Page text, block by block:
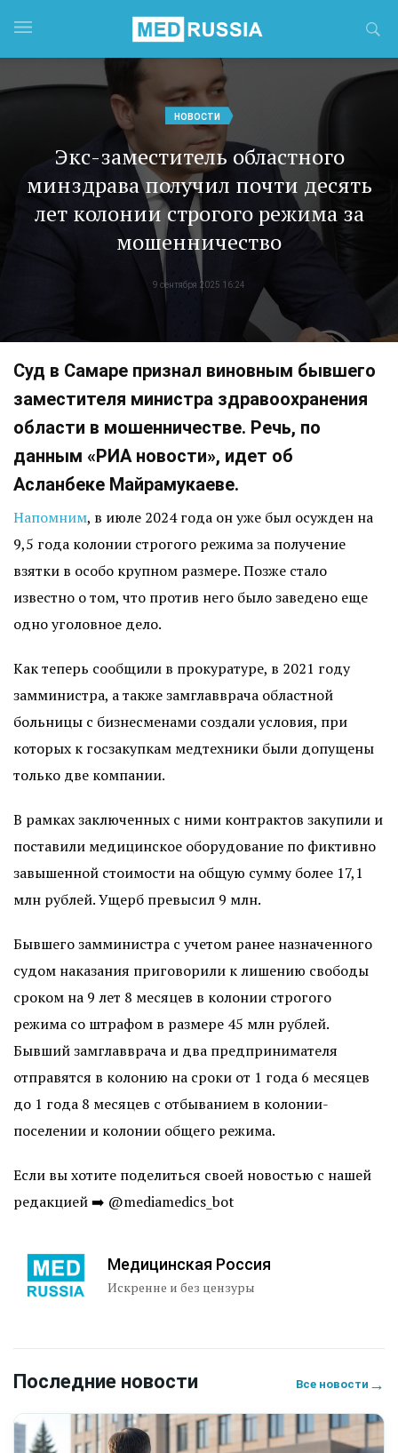
НОВОСТИ
Экс-заместитель областного
минздрава получил почти десять
лет колонии строгого режима за
мошенничество
9 сентября 2025 16:24
Суд в Самаре признал виновным бывшего
заместителя министра здравоохранения
области в мошенничестве. Речь, по
данным «РИА новости», идет об
Асланбеке Майрамукаеве.
Напомним, в июле 2024 года он уже был осужден на
9,5 года колонии строгого режима за получение
взятки в особо крупном размере. Позже стало
известно о том, что против него было заведено еще
одно уголовное дело.
Как теперь сообщили в прокуратуре, в 2021 году
замминистра, а также замглавврача областной
больницы с бизнесменами создали условия, при
которых к госзакупкам медтехники были допущены
только две компании.
В рамках заключенных с ними контрактов закупили и
поставили медицинское оборудование по фиктивно
завышенной стоимости на общую сумму более 17,1
млн рублей. Ущерб превысил 9 млн.
Бывшего замминистра с учетом ранее назначенного
судом наказания приговорили к лишению свободы
сроком на 9 лет 8 месяцев в колонии строгого
режима со штрафом в размере 45 млн рублей.
Бывший замглавврача и два предпринимателя
отправятся в колонию на сроки от 1 года 6 месяцев
до 1 года 8 месяцев с отбыванием в колонии-
поселении и колонии общего режима.
Если вы хотите поделиться своей новостью с нашей
редакцией ➡️ @mediamedics_bot
Медицинская Россия
Искренне и без цензуры
Последние новости Все новости →